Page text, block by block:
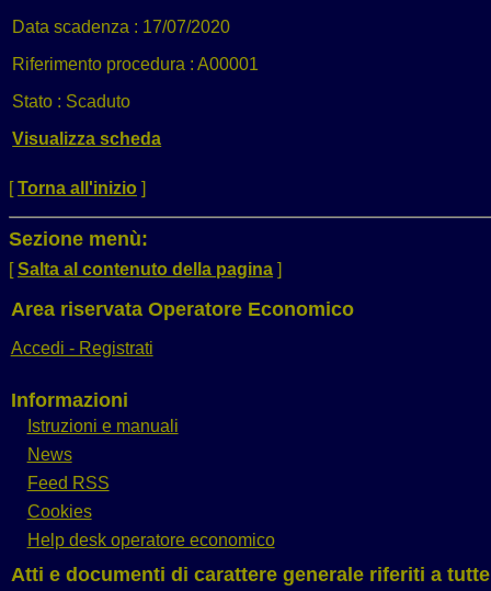
Data scadenza : 17/07/2020
Riferimento procedura :A00001
Stato : Scaduto
Visualizza scheda
[Torna all'inizio ]
Sezione menù:
[Salta al contenuto della pagina ]
Area riservata Operatore Economico
Accedi - Registrati
Informazioni
Istruzioni e manuali
News
Feed RSS
Cookies
Help desk operatore economico
Atti e documenti di carattere generale riferiti a